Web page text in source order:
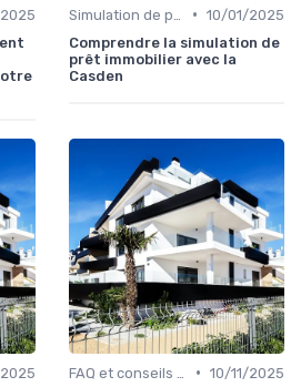
• 10/01/2025
Comprendre la simulation de
prêt immobilier avec la
Casden
• 10/11/2025